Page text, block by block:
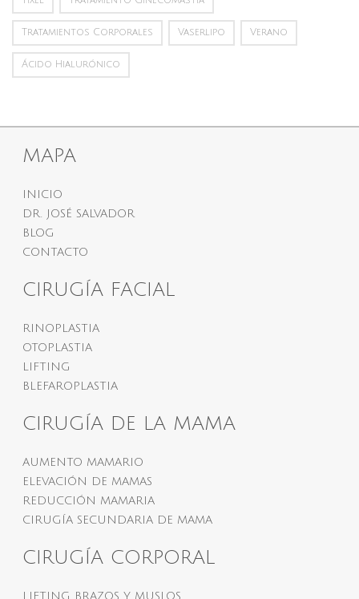
Tratamientos Corporales Vaserlipo Verano
Ácido Hialurónico
MAPA
INICIO
DR. JOSÉ SALVADOR
BLOG
CONTACTO
CIRUGÍA FACIAL
RINOPLASTIA
OTOPLASTIA
LIFTING
BLEFAROPLASTIA
CIRUGÍA DE LA MAMA
AUMENTO MAMARIO
ELEVACIÓN DE MAMAS
REDUCCIÓN MAMARIA
CIRUGÍA SECUNDARIA DE MAMA
CIRUGÍA CORPORAL
LIFTING BRAZOS Y MUSLOS